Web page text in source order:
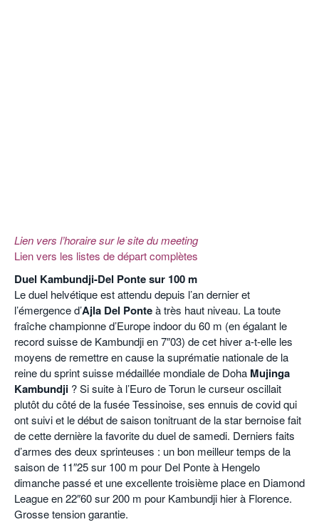
Lien vers l’horaire sur le site du meeting
Lien vers les listes de départ complètes
Duel Kambundji-Del Ponte sur 100 m
Le duel helvétique est attendu depuis l’an dernier et
l’émergence d’Ajla Del Ponteà très haut niveau. La toute
fraîche championne d’Europe indoor du 60 m (en égalant le
record suisse de Kambundji en 7″03) de cet hiver a-t-elle les
moyens de remettre en cause la suprématie nationale de la
reine du sprint suisse médaillée mondiale de Doha Mujinga
Kambundji ? Si suite à l’Euro de Torun le curseur oscillait
plutôt du côté de la fusée Tessinoise, ses ennuis de covid qui
ont suivi et le début de saison tonitruant de la star bernoise fait
de cette dernière la favorite du duel de samedi. Derniers faits
d’armes des deux sprinteuses : un bon meilleur temps de la
saison de 11″25 sur 100 m pour Del Ponte à Hengelo
dimanche passé et une excellente troisième place en Diamond
League en 22″60 sur 200 m pour Kambundji hier à Florence.
Grosse tension garantie.